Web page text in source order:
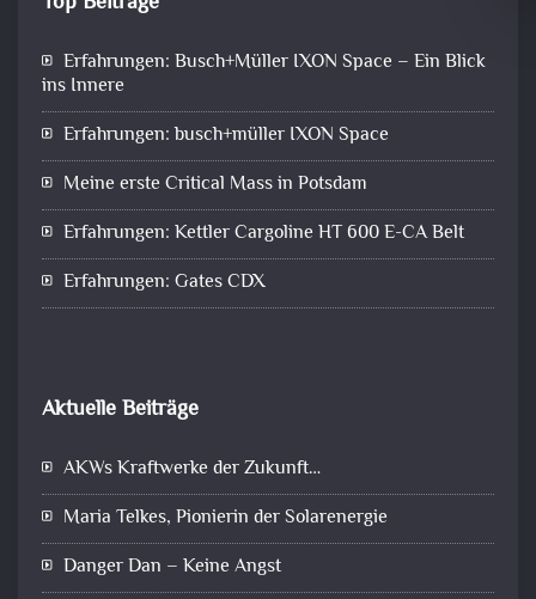
Erfahrungen: Busch+Müller IXON Space – Ein Blick
ins Innere
Erfahrungen: busch+müller IXON Space
Meine erste Critical Mass in Potsdam
Erfahrungen: Kettler Cargoline HT 600 E-CA Belt
Erfahrungen: Gates CDX
Aktuelle Beiträge
AKWs Kraftwerke der Zukunft…
Maria Telkes, Pionierin der Solarenergie
Danger Dan – Keine Angst